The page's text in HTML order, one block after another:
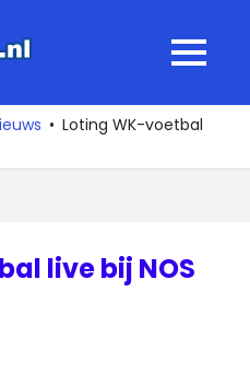
MENU
Loting WK-voetbal
live bij NOS